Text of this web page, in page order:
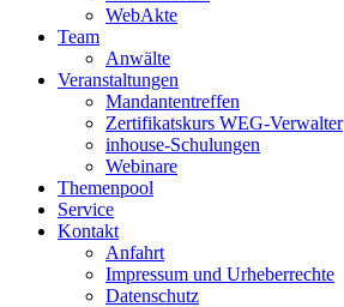
WebAkte
Team
Anwälte
Veranstaltungen
Mandantentreffen
Zertifikatskurs WEG-Verwalter
inhouse-Schulungen
Webinare
Themenpool
Service
Kontakt
Anfahrt
Impressum und Urheberrechte
Datenschutz